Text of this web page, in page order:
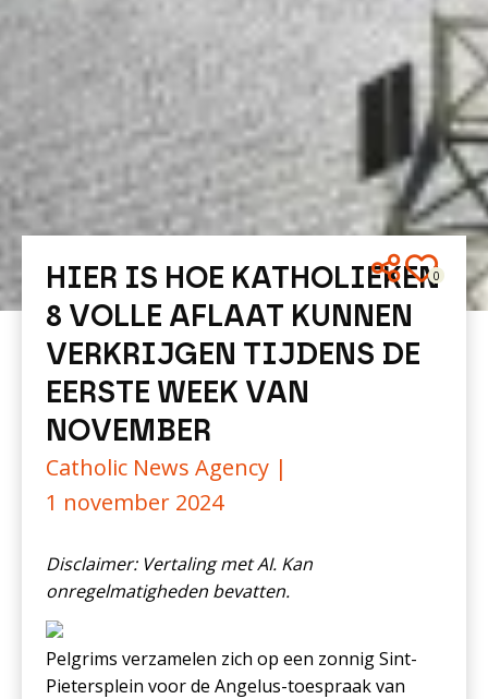
0
HIER IS HOE KATHOLIEKEN
8 VOLLE AFLAAT KUNNEN
VERKRIJGEN TIJDENS DE
EERSTE WEEK VAN
NOVEMBER
Catholic News Agency |
1 november 2024
Disclaimer: Vertaling met AI. Kan
onregelmatigheden bevatten.
Pelgrims verzamelen zich op een zonnig Sint-
Pietersplein voor de Angelus-toespraak van